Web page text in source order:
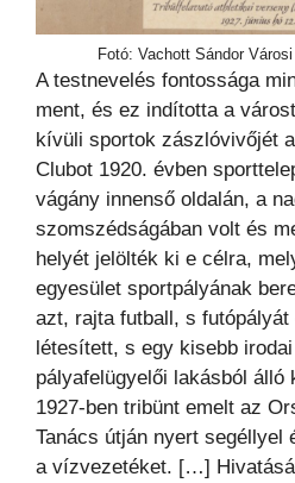
Fotó: Vachott Sándor
A testnevelés fontossága
ment, és ez indította a
kívüli sportok zászlóvivőjét
Clubot 1920. évben
vágány innenső oldalán, a
szomszédságában volt és
helyét jelölték ki e célra,
egyesület sportpályának
azt, rajta futball, s
létesített, s egy kisebb
pályafelügyelői lakásból álló
1927-ben tribünt emelt az
Tanács útján nyert segéllyel
a vízvezetéket. […]